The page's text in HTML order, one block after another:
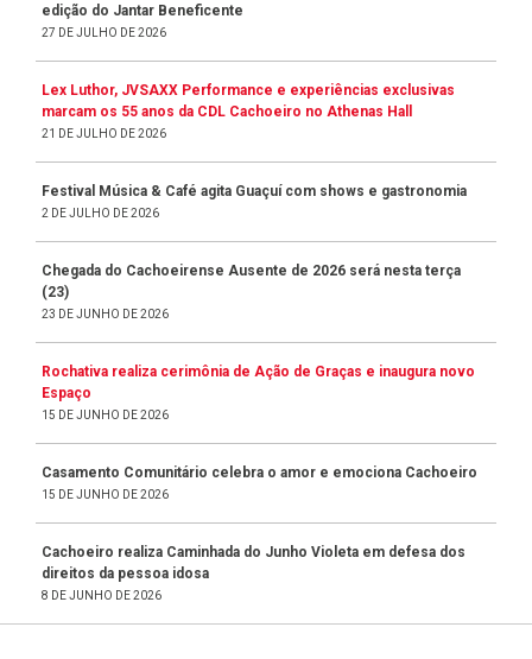
edição do Jantar Beneficente
27 DE JULHO DE 2026
Lex Luthor, JVSAXX Performance e experiências exclusivas
marcam os 55 anos da CDL Cachoeiro no Athenas Hall
21 DE JULHO DE 2026
Festival Música & Café agita Guaçuí com shows e gastronomia
2 DE JULHO DE 2026
Chegada do Cachoeirense Ausente de 2026 será nesta terça
(23)
23 DE JUNHO DE 2026
Rochativa realiza cerimônia de Ação de Graças e inaugura novo
Espaço
15 DE JUNHO DE 2026
Casamento Comunitário celebra o amor e emociona Cachoeiro
15 DE JUNHO DE 2026
Cachoeiro realiza Caminhada do Junho Violeta em defesa dos
direitos da pessoa idosa
8 DE JUNHO DE 2026